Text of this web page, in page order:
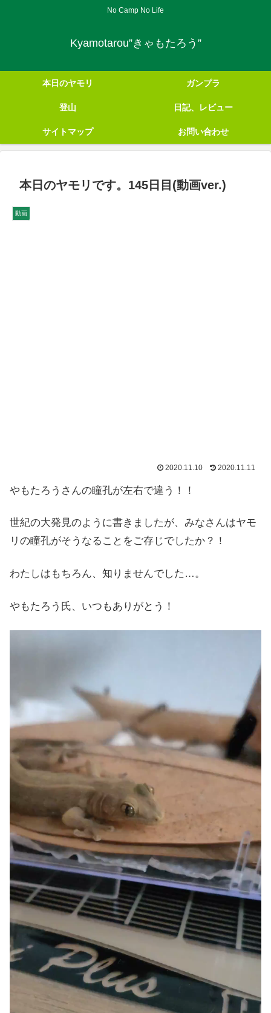
No Camp No Life
Kyamotarou”きゃもたろう”
本日のヤモリ ガンプラ
登山 日記、レビュー
サイトマップ お問い合わせ
本日のヤモリです。145日目(動画ver.)
動画
2020.11.10 2020.11.11
やもたろうさんの瞳孔が左右で違う！！
世紀の大発見のように書きましたが、みなさんはヤモ
リの瞳孔がそうなることをご存じでしたか？！
わたしはもちろん、知りませんでした…。
やもたろう氏、いつもありがとう！